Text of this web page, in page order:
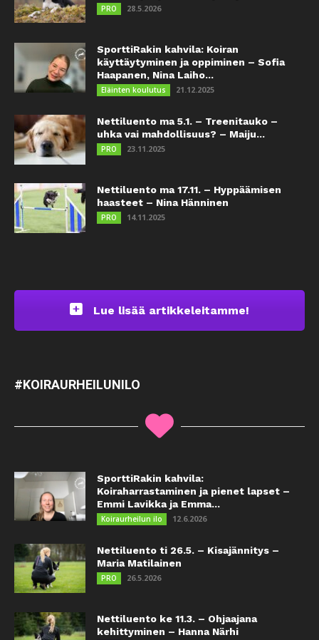
PRO 28.5.2026
SporttiRakin kahvila: Koiran
käyttäytyminen ja oppiminen – Sofia
Haapanen, Nina Laiho...
Eläinten koulutus 21.12.2025
Nettiluento ma 5.1. – Treenitauko –
uhka vai mahdollisuus? – Maiju...
PRO 23.11.2025
Nettiluento ma 17.11. – Hyppäämisen
haasteet – Nina Hänninen
PRO 14.11.2025
Lue lisää artikkeleitamme!
#KOIRAURHEILUNILO
SporttiRakin kahvila:
Koiraharrastaminen ja pienet lapset –
Emmi Lavikka ja Emma...
Koiraurheilun ilo 12.6.2026
Nettiluento ti 26.5. – Kisajännitys –
Maria Matilainen
PRO 26.5.2026
Nettiluento ke 11.3. – Ohjaajana
kehittyminen – Hanna Närhi